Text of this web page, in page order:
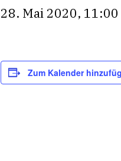
28. Mai 2020, 11:00
Zum Kalender